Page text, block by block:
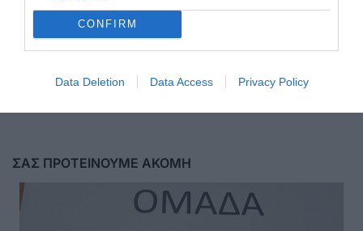
CONFIRM
Data Deletion Data Access Privacy Policy
ΣΑΣ ΠΡΟΤΕΙΝΟΥΜΕ ΑΚΟΜΗ